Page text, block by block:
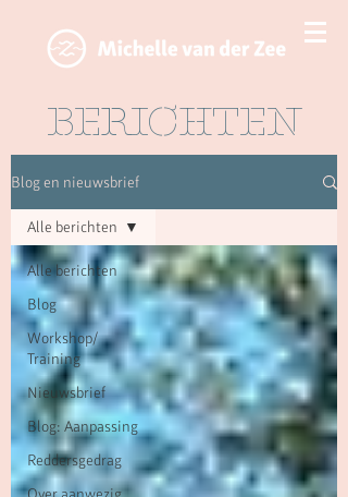
BERICHTEN
Blog en nieuwsbrief
Alle berichten
Blog
Workshop/
Training
Nieuwsbrief
Blog: Aanpassing
Reddersgedrag
Alle berichten